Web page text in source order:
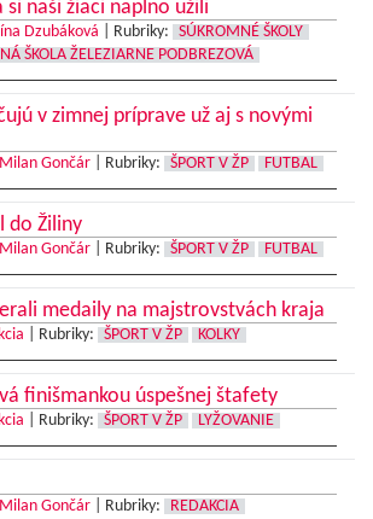
si naši žiaci naplno užili
Dzubáková Rubriky:
SÚKROMNÉ ŠKOLY
ŠKOLA ŽELEZIARNE PODBREZOVÁ
v zimnej príprave už aj s novými
Gončár Rubriky: ŠPORT V ŽP FUTBAL
do Žiliny
Gončár Rubriky: ŠPORT V ŽP FUTBAL
medaily na majstrovstvách kraja
Rubriky: ŠPORT V ŽP KOLKY
finišmankou úspešnej štafety
Rubriky: ŠPORT V ŽP LYŽOVANIE
Gončár Rubriky:
REDAKCIA